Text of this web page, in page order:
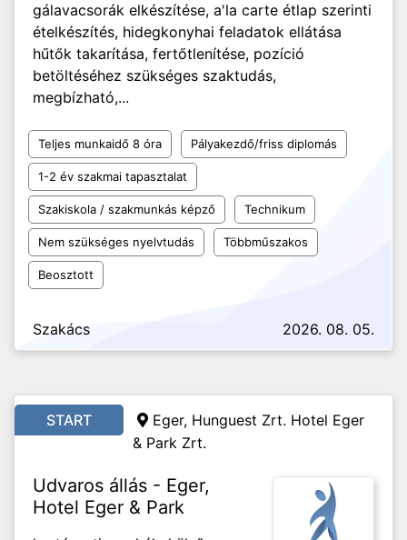
gálavacsorák elkészítése, a'la carte étlap szerinti
ételkészítés, hidegkonyhai feladatok ellátása
hűtők takarítása, fertőtlenítése, pozíció
betöltéséhez szükséges szaktudás,
megbízható,...
Teljes munkaidő 8 óra Pályakezdő/friss diplomás
1-2 év szakmai tapasztalat
Szakiskola / szakmunkás képző Technikum
Nem szükséges nyelvtudás Többműszakos
Beosztott
Szakács 2026. 08. 05.
START
Eger, Hunguest Zrt. Hotel Eger
& Park Zrt.
Udvaros állás - Eger,
Hotel Eger & Park